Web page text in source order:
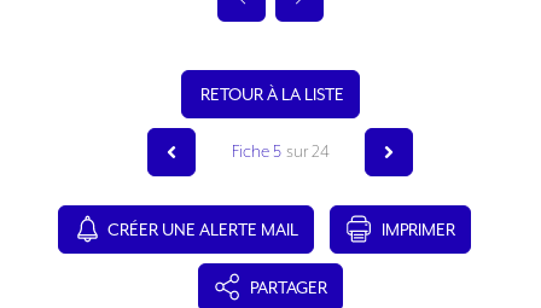
RETOUR À LA LISTE
Fiche 5 sur 24
CRÉER UNE ALERTE MAIL IMPRIMER
PARTAGER